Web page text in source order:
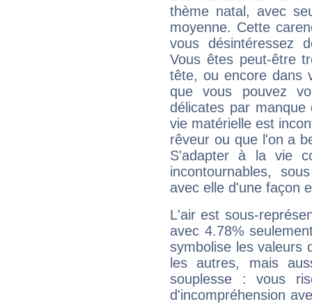
thème natal, avec
moyenne. Cette
vous désintéressez
Vous êtes peut-être
tête, ou encore dans
que vous pouvez
délicates par
vie matérielle est
rêveur ou que l'on a
S'adapter à la vie
incontournables,
avec elle d'une façon
L'air est sous-
avec 4.78%
symbolise les valeurs
les autres, mais
souplesse : vous
d'incompréhension